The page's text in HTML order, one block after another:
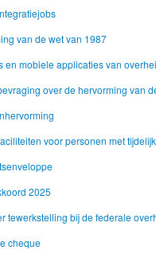
van de wet van 1987
en mobiele applicaties van
over de hervorming van
voor personen met
2025
tewerkstelling bij de federale
cheque